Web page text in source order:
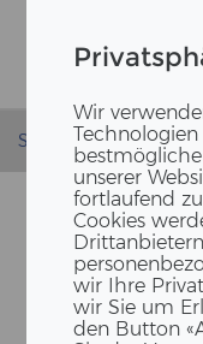
Wir
Technologien
unserer
fortlaufend
Cookies
wir Ihre
wir Sie um
den Button
Startseite